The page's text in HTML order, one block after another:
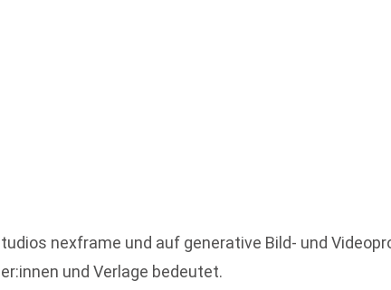
nexframe und auf generative Bild- und
und Verlage bedeutet.